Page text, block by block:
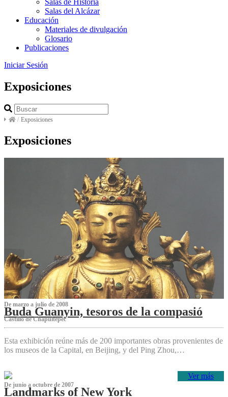
Salas de Historia
Salas del Alcázar
Educación
Materiales de divulgación
Glosario
Publicaciones
Iniciar Sesión
Exposiciones
/ Exposiciones
Exposiciones
De marzo a julio de 2008
Buda Guanyin, tesoros de la compasió
Castillo de Chapultepec
Esta exhibición reúne más de 200 importantes obras provenientes de
los museos de la Capital, en Beijing, y del Ping Zhou,…
Ver más
De junio a octubre de 2007
Landmarks of New York